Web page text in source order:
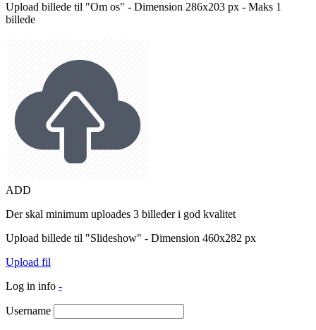
Upload billede til "Om os" - Dimension 286x203 px - Maks 1
billede
ADD
Der skal minimum uploades 3 billeder i god kvalitet
Upload billede til "Slideshow" - Dimension 460x282 px
Upload fil
Log in info -
Username